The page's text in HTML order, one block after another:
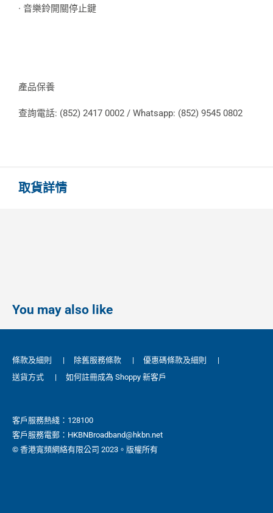
∙ 音樂鈴開關停止鍵
產品保養
查詢電話: (852) 2417 0002 / Whatsapp: (852) 9545 0802
取貨詳情
You may also like
條款及細則 | 除舊服務條款 | 優惠碼條款及細則
|
送貨方式
| 如何註冊成為 Shoppy 新客戶
客戶服務熱綫：128100
客戶服務電郵：HKBNBroadband@hkbn.net
© 香港寬頻網絡有限公司 2023。版權所有